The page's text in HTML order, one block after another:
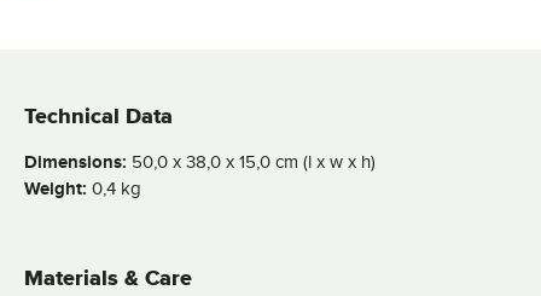
Technical Data
Dimensions: 50,0 x 38,0 x 15,0 cm (l x w x h)
Weight: 0,4 kg
Materials & Care